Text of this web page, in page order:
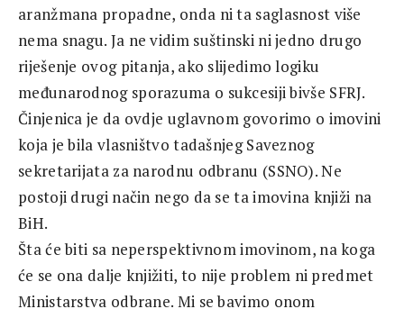
aranžmana propadne, onda ni ta saglasnost više
nema snagu. Ja ne vidim suštinski ni jedno drugo
riješenje ovog pitanja, ako slijedimo logiku
međunarodnog sporazuma o sukcesiji bivše SFRJ.
Činjenica je da ovdje uglavnom govorimo o imovini
koja je bila vlasništvo tadašnjeg Saveznog
sekretarijata za narodnu odbranu (SSNO). Ne
postoji drugi način nego da se ta imovina knjiži na
BiH.
Šta će biti sa neperspektivnom imovinom, na koga
će se ona dalje knjižiti, to nije problem ni predmet
Ministarstva odbrane. Mi se bavimo onom